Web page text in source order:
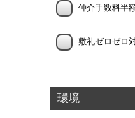
仲介手数料半
敷礼ゼロゼロ
環境